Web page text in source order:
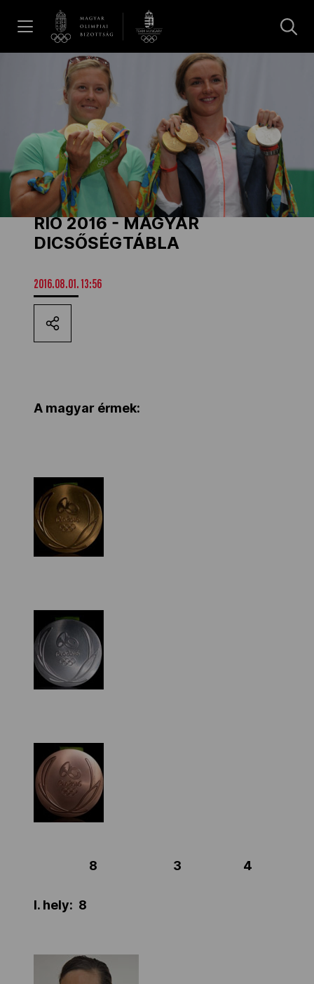
Hírek
Galéria
Dakar 2026
Los Angeles 2028
MOB
Kettőskarrier-program
OVEP
Adatbank
RIO 2016 - MAGYAR
DICSŐSÉGTÁBLA
2016.08.01. 13:56
A magyar érmek:
8 3 4
I. hely: 8